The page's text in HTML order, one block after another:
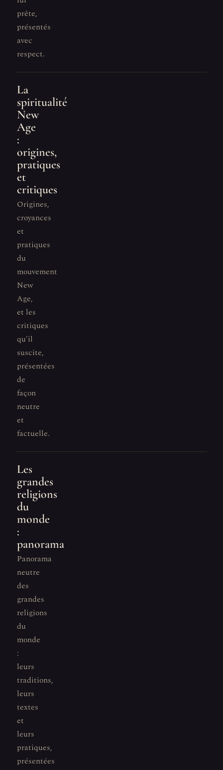
prête,
présentés
avec
respect.
La
spiritualité
New
Age
:
origines,
pratiques
et
critiques
Origines,
croyances
et
pratiques
du
mouvement
New
Age,
et les
critiques
qu'il
suscite,
présentées
de
façon
neutre
et
factuelle.
Les
grandes
religions
du
monde
:
panorama
Panorama
neutre
des
grandes
religions
du
monde
:
leurs
traditions,
leurs
textes
et
leurs
pratiques,
présentées